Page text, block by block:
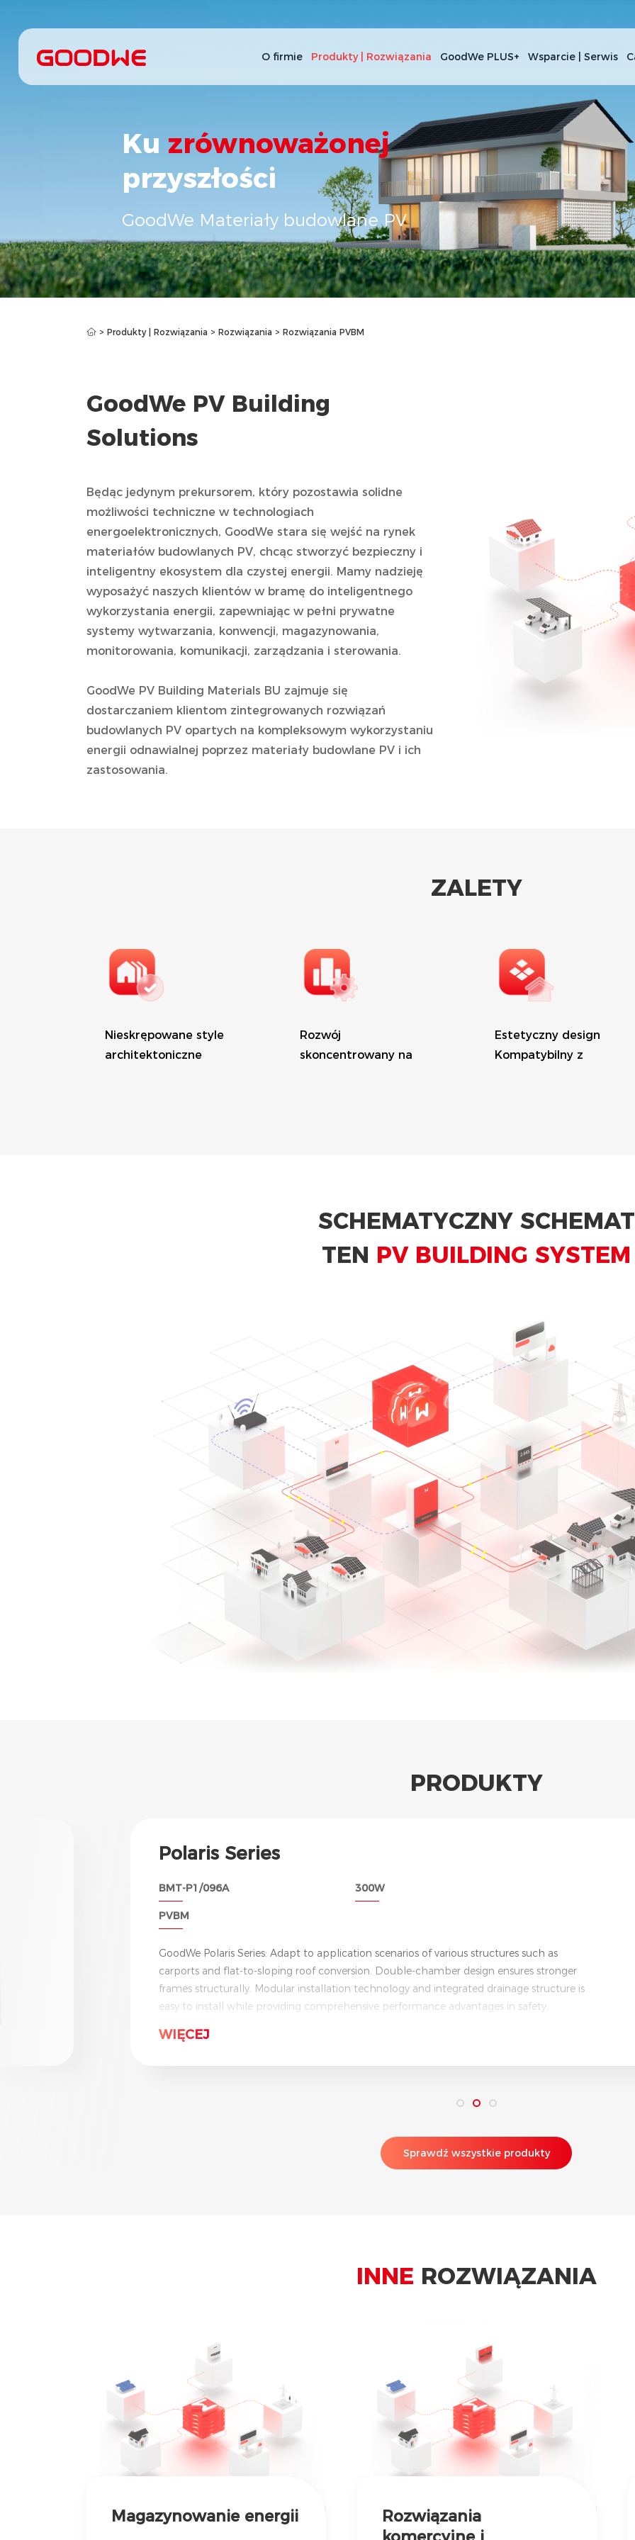
O firmie Produkty | Rozwiązania GoodWe PLUS+ Wsparcie | Serwis
Ku zrównoważonej
przyszłości
GoodWe Materiały budowlane PV
> Produkty | Rozwiązania > Rozwiązania > Rozwiązania PVBM
GoodWe PV Building
Solutions
Będąc jedynym prekursorem, który pozostawia solidne
możliwości techniczne w technologiach
energoelektronicznych, GoodWe stara się wejść na rynek
materiałów budowlanych PV, chcąc stworzyć bezpieczny i
inteligentny ekosystem dla czystej energii. Mamy nadzieję
wyposażyć naszych klientów w bramę do inteligentnego
wykorzystania energii, zapewniając w pełni prywatne
systemy wytwarzania, konwencji, magazynowania,
monitorowania, komunikacji, zarządzania i sterowania.
GoodWe PV Building Materials BU zajmuje się
dostarczaniem klientom zintegrowanych rozwiązań
budowlanych PV opartych na kompleksowym wykorzystaniu
energii odnawialnej poprzez materiały budowlane PV i ich
zastosowania.
ZALETY
Nieskrępowane style
architektoniczne
Rozwój
skoncentrowany na
Estetyczny design
Kompatybilny z
SCHEMATYCZNY SCHEMAT
TEN PV BUILDING SYSTEM
PRODUKTY
Starlux Series
centered active architecture, which allows the building to actively generate energy by
enhancing the active sensing and regulating ability of the building. By integrating PV
modules to the roof of the sunroom through BIPV technology to achieve a balance
between health and comfort and energy saving and environmental protection.
WIĘCEJ
Sprawdź wszystkie produkty
INNE ROZWIĄZANIA
Magazynowanie energii
Rozwiązania